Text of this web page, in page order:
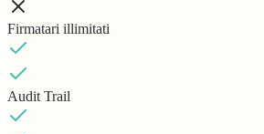
Firmatari illimitati
Audit Trail